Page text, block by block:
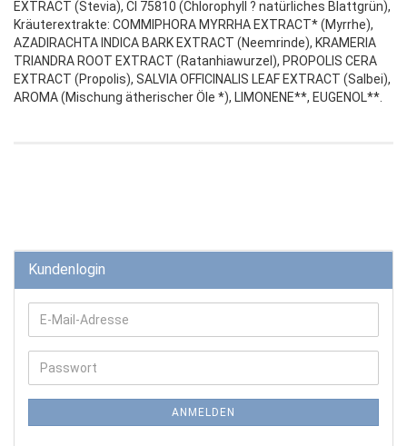
EXTRACT (Stevia), CI 75810 (Chlorophyll ? natürliches Blattgrün),
Kräuterextrakte: COMMIPHORA MYRRHA EXTRACT* (Myrrhe),
AZADIRACHTA INDICA BARK EXTRACT (Neemrinde), KRAMERIA
TRIANDRA ROOT EXTRACT (Ratanhiawurzel), PROPOLIS CERA
EXTRACT (Propolis), SALVIA OFFICINALIS LEAF EXTRACT (Salbei),
AROMA (Mischung ätherischer Öle *), LIMONENE**, EUGENOL**.
Kundenlogin
ANMELDEN